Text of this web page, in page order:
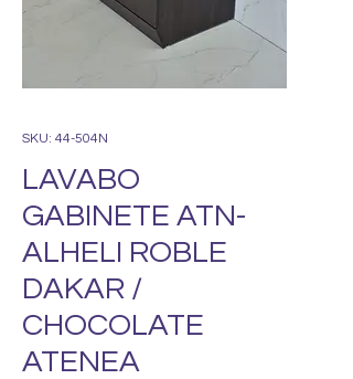
SKU: 44-504N
LAVABO
GABINETE ATN-
ALHELI ROBLE
DAKAR /
CHOCOLATE
ATENEA